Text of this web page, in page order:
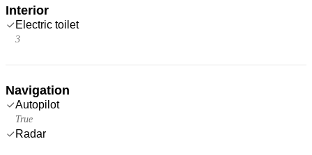
Interior
Electric toilet
3
Navigation
Autopilot
True
Radar